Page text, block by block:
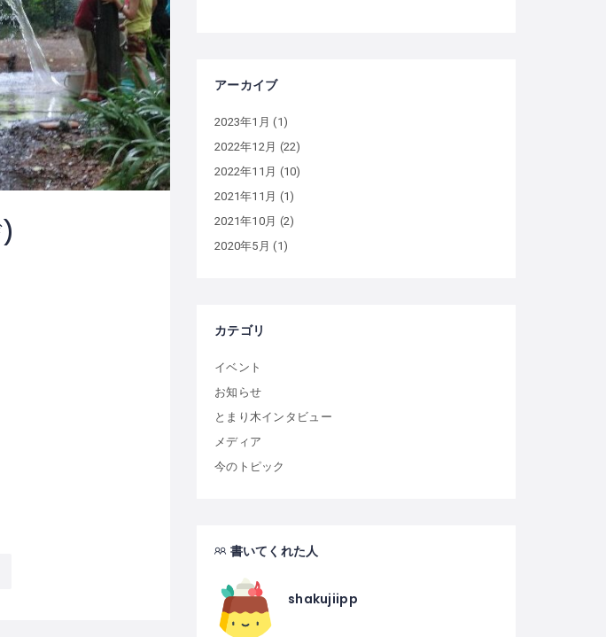
アーカイブ
2023年1月 (1)
2022年12月 (22)
2022年11月 (10)
2021年11月 (1)
2021年10月 (2)
2020年5月 (1)
カテゴリ
イベント
お知らせ
とまり木インタビュー
メディア
今のトピック
書いてくれた人
shakujiipp